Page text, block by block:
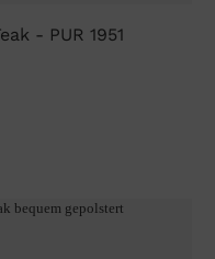
- PUR 1951